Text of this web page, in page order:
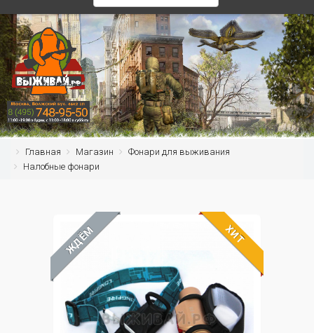
Главная Магазин
Фонари для выживания
Налобные фонари
ЖДЁМ ХИТ